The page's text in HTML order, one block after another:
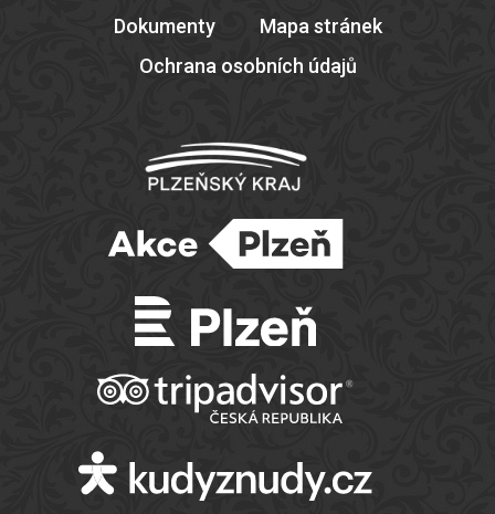
Dokumenty
Mapa stránek
Ochrana osobních údajů